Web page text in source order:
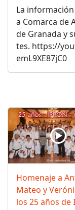
La
a Comarca de
de Granada y
tes. https://
emL9XE87jC0
Homenaje a
Mateo y
los 25 años de